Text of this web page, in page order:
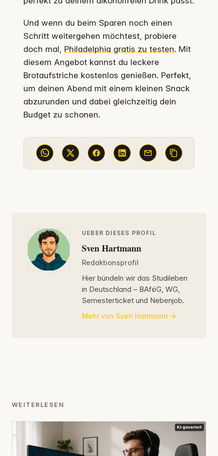
Und wenn du beim Sparen noch einen
Schritt weitergehen möchtest, probiere
doch mal, Philadelphia gratis zu testen. Mit
diesem Angebot kannst du leckere
Brotaufstriche kostenlos genießen. Perfekt,
um deinen Abend mit einem kleinen Snack
abzurunden und dabei gleichzeitig dein
Budget zu schonen.
UEBER DIESES PROFIL
Sven Hartmann
Redaktionsprofil
Hier bündeln wir das Studileben
in Deutschland – BAföG, WG,
Semesterticket und Nebenjob.
Mehr von Sven Hartmann
WEITERLESEN